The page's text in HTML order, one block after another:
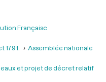
Française
1791.
Assemblée nationale
et projet de décret relatif